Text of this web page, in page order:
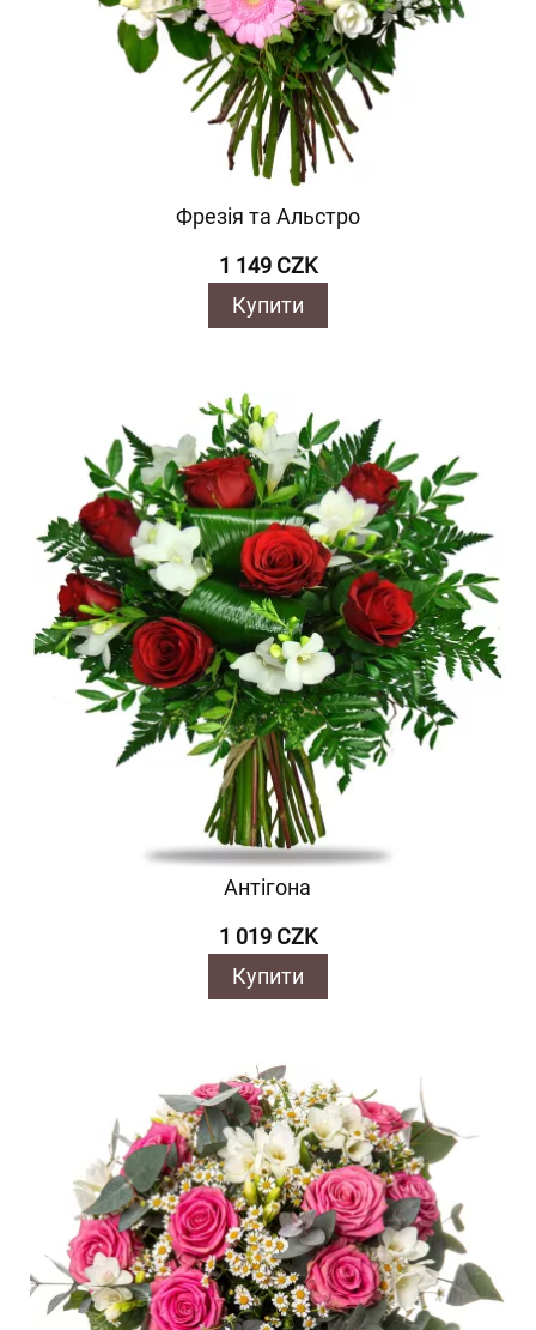
Фрезія та Альстро
1 149 CZK
Купити
Антігона
1 019 CZK
Купити